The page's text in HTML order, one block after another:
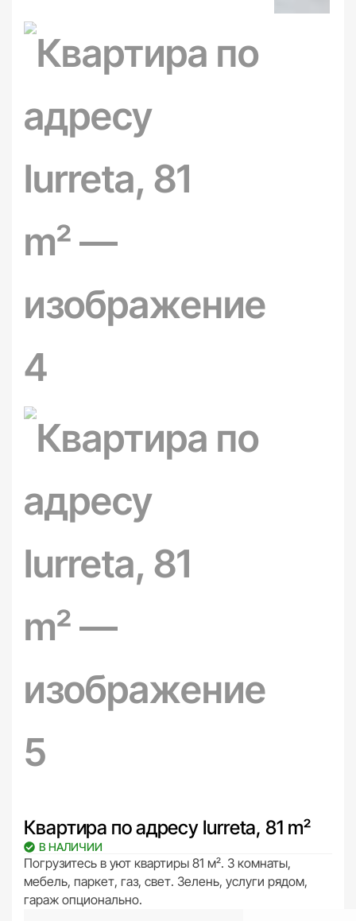
Квартира по адресу Iurreta, 81 m²
В НАЛИЧИИ
Погрузитесь в уют квартиры 81 м². 3 комнаты,
мебель, паркет, газ, свет. Зелень, услуги рядом,
гараж опционально.